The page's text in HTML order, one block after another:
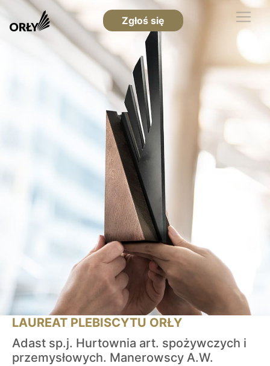
Zgłoś się
LAUREAT PLEBISCYTU ORŁY
Adast sp.j. Hurtownia art. spożywczych i
przemysłowych. Manerowscy A.W.